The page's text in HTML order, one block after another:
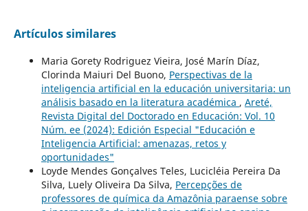
Artículos similares
Maria Gorety Rodriguez Vieira, José Marín Díaz,
Clorinda Maiuri Del Buono, Perspectivas de la
inteligencia artificial en la educación universitaria: un
análisis basado en la literatura académica , Areté,
Revista Digital del Doctorado en Educación: Vol. 10
Núm. ee (2024): Edición Especial "Educación e
Inteligencia Artificial: amenazas, retos y
oportunidades"
Loyde Mendes Gonçalves Teles, Lucicléia Pereira Da
Silva, Luely Oliveira Da Silva, Percepções de
professores de química da Amazônia paraense sobre